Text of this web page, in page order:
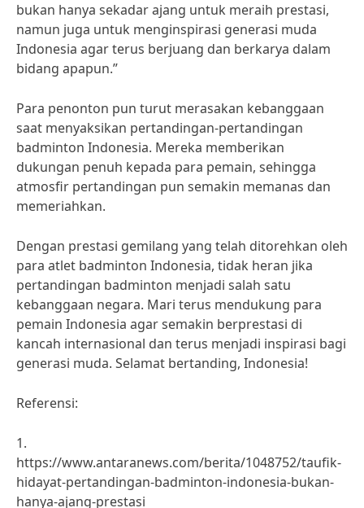
bukan hanya sekadar ajang untuk meraih prestasi,
namun juga untuk menginspirasi generasi muda
Indonesia agar terus berjuang dan berkarya dalam
bidang apapun.”
Para penonton pun turut merasakan kebanggaan
saat menyaksikan pertandingan-pertandingan
badminton Indonesia. Mereka memberikan
dukungan penuh kepada para pemain, sehingga
atmosfir pertandingan pun semakin memanas dan
memeriahkan.
Dengan prestasi gemilang yang telah ditorehkan oleh
para atlet badminton Indonesia, tidak heran jika
pertandingan badminton menjadi salah satu
kebanggaan negara. Mari terus mendukung para
pemain Indonesia agar semakin berprestasi di
kancah internasional dan terus menjadi inspirasi bagi
generasi muda. Selamat bertanding, Indonesia!
Referensi:
1.
https://www.antaranews.com/berita/1048752/taufik-
hidayat-pertandingan-badminton-indonesia-bukan-
hanya-ajang-prestasi